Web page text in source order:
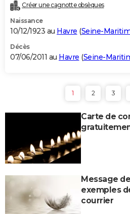
Créer une cagnotte obsèques
Naissance
10/12/1923 au Havre (Seine-
Décès
07/06/2011 au Havre (Seine-
1 2 3
Carte de
Message
exemples
courrier